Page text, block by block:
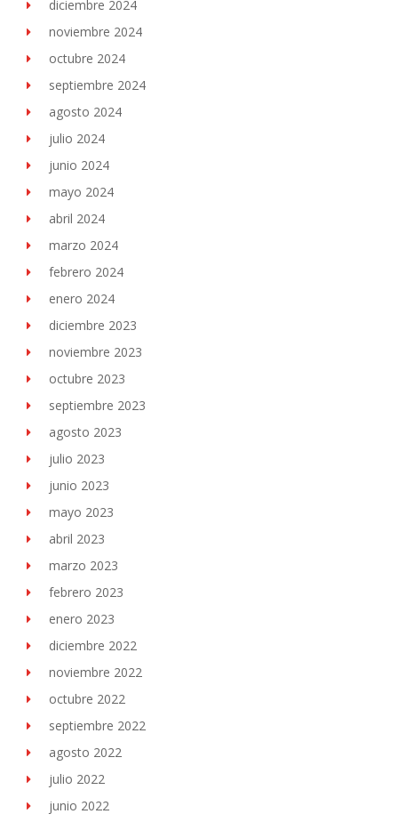
diciembre 2024
noviembre 2024
octubre 2024
septiembre 2024
agosto 2024
julio 2024
junio 2024
mayo 2024
abril 2024
marzo 2024
febrero 2024
enero 2024
diciembre 2023
noviembre 2023
octubre 2023
septiembre 2023
agosto 2023
julio 2023
junio 2023
mayo 2023
abril 2023
marzo 2023
febrero 2023
enero 2023
diciembre 2022
noviembre 2022
octubre 2022
septiembre 2022
agosto 2022
julio 2022
junio 2022